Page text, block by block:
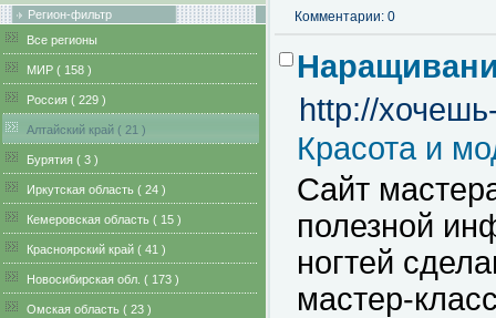
Регион-фильтр
Все регионы
MИР ( 158 )
Pоссия ( 229 )
Алтайский край ( 21 )
Бурятия ( 3 )
Иркутская область ( 24 )
Кемеровская область ( 15 )
Красноярский край ( 41 )
Новосибирская обл. ( 173 )
Омская область ( 23 )
Комментарии: 0
http://
Красота и
Сайт
полезной
ногтей
мастер-